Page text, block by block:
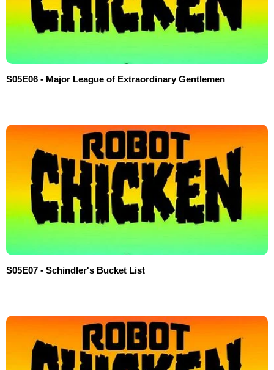
S05E06 - Major League of Extraordinary Gentlemen
S05E07 - Schindler's Bucket List